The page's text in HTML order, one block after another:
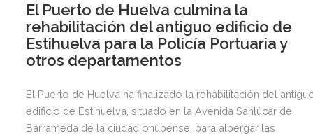
El Puerto de Huelva culmina la
rehabilitación del antiguo edificio de
Estihuelva para la Policía Portuaria y
otros departamentos
El Puerto de Huelva ha finalizado la rehabilitación del
edificio de Estihuelva, situado en la Avenida Sanlúcar de
Barrameda de la ciudad onubense, para albergar las